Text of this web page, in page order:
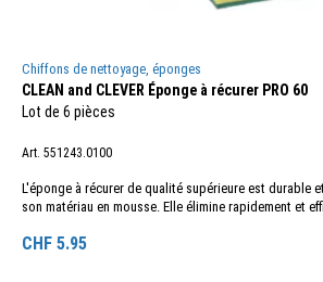
Chiffons de nettoyage, éponges
CLEAN and CLEVER Éponge à récurer PRO 60
Lot de 6 pièces
Art. 551243.0100
L'éponge à récurer de qualité supérieure est durable
son matériau en mousse. Elle élimine rapidement et
CHF 5.95